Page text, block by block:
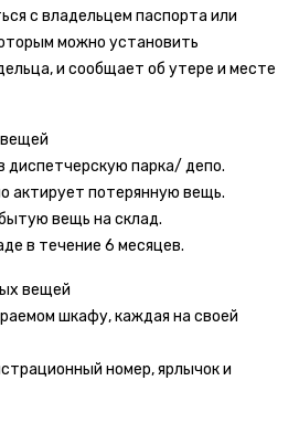
с владельцем паспорта или
можно установить
и сообщает об утере и месте
диспетчерскую парка/ депо.
актирует потерянную вещь.
вещь на склад.
в течение 6 месяцев.
вещей
шкафу, каждая на своей
номер, ярлычок и